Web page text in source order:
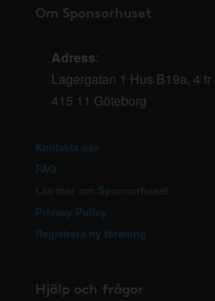
Om Sponsorhuset
Adress:
Lagergatan 1 Hus B19a, 4 tr
415 11 Göteborg
Kontakta oss
FAQ
Läs mer om Sponsorhuset
Privacy Policy
Registrera ny förening
Hjälp och frågor